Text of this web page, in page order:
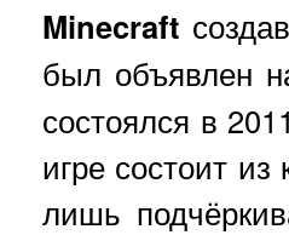
Minecraft
был объявлен
состоялся в
игре состоит
лишь